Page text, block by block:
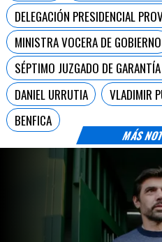
MÁS
DELEGACIÓN PRESIDENCIAL
MINISTRA VOCERA DE GOBIERNO
SÉPTIMO JUZGADO DE
DANIEL URRUTIA
VLADIMIR
BENFICA